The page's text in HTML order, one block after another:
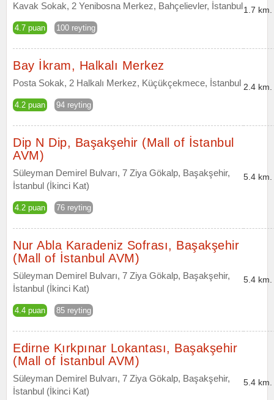
Kavak Sokak, 2 Yenibosna Merkez, Bahçelievler, İstanbul
4.7 puan 100 reyting
1.7 km.
Bay İkram, Halkalı Merkez
Posta Sokak, 2 Halkalı Merkez, Küçükçekmece, İstanbul
4.2 puan 94 reyting
2.4 km.
Dip N Dip, Başakşehir (Mall of İstanbul
AVM)
Süleyman Demirel Bulvarı, 7 Ziya Gökalp, Başakşehir,
İstanbul (İkinci Kat)
4.2 puan 76 reyting
5.4 km.
Nur Abla Karadeniz Sofrası, Başakşehir
(Mall of İstanbul AVM)
Süleyman Demirel Bulvarı, 7 Ziya Gökalp, Başakşehir,
İstanbul (İkinci Kat)
4.4 puan 85 reyting
5.4 km.
Edirne Kırkpınar Lokantası, Başakşehir
(Mall of İstanbul AVM)
Süleyman Demirel Bulvarı, 7 Ziya Gökalp, Başakşehir,
İstanbul (İkinci Kat)
5.4 km.